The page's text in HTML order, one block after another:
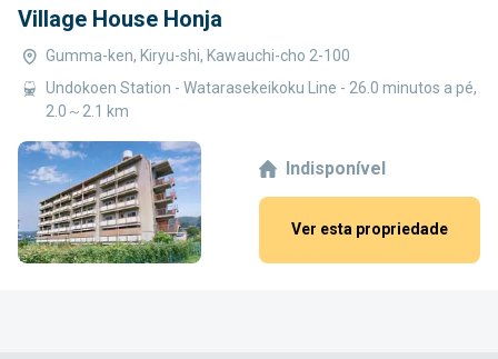
Village House Honja
Gumma-ken, Kiryu-shi, Kawauchi-cho 2-100
Undokoen Station - Watarasekeikoku Line - 26.0 minutos a pé,
2.0～2.1 km
Indisponível
Ver esta propriedade